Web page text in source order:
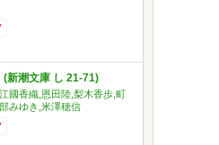
(新潮文庫 し 21-71)
國香織,恩田陸,梨木香歩,町
みゆき,米澤穂信